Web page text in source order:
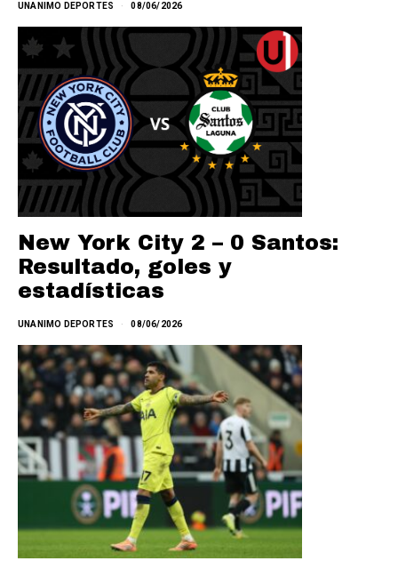
UNANIMO DEPORTES 08/06/2026
New York City 2 – 0 Santos:
Resultado, goles y
estadísticas
UNANIMO DEPORTES 08/06/2026